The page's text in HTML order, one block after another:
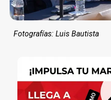
Fotografías: Luis Bautista